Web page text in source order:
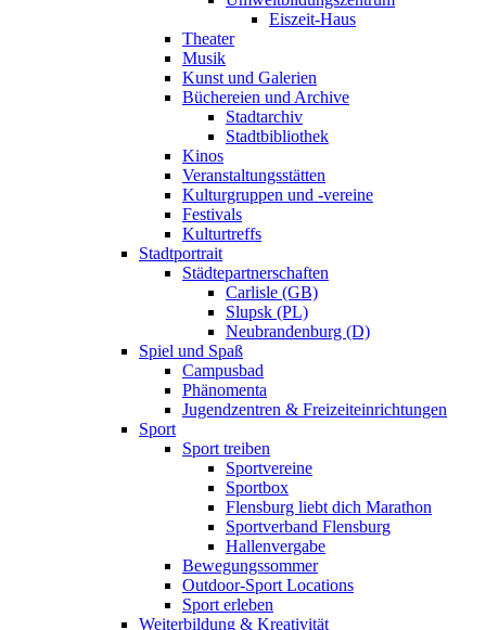
Eiszeit-Haus
Theater
Musik
Kunst und Galerien
Büchereien und Archive
Stadtarchiv
Stadtbibliothek
Kinos
Veranstaltungsstätten
Kulturgruppen und -vereine
Festivals
Kulturtreffs
Stadtportrait
Städtepartnerschaften
Carlisle (GB)
Slupsk (PL)
Neubrandenburg (D)
Spiel und Spaß
Campusbad
Phänomenta
Jugendzentren & Freizeiteinrichtungen
Sport
Sport treiben
Sportvereine
Sportbox
Flensburg liebt dich Marathon
Sportverband Flensburg
Hallenvergabe
Bewegungssommer
Outdoor-Sport Locations
Sport erleben
Weiterbildung & Kreativität